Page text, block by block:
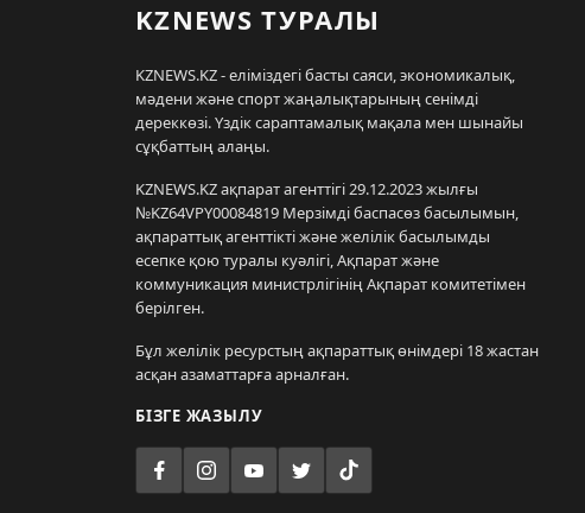
KZNEWS ТУРАЛЫ
KZNEWS.KZ - еліміздегі басты саяси, экономикалық,
мәдени және спорт жаңалықтарының сенімді
дереккөзі. Үздік сараптамалық мақала мен шынайы
сұқбаттың алаңы.
KZNEWS.KZ ақпарат агенттігі 29.12.2023 жылғы
№KZ64VPY00084819 Мерзімді баспасөз басылымын,
ақпараттық агенттікті және желілік басылымды
есепке қою туралы куәлігі, Ақпарат және
коммуникация министрлігінің Ақпарат комитетімен
берілген.
Бұл желілік ресурстың ақпараттық өнімдері 18 жастан
асқан азаматтарға арналған.
БІЗГЕ ЖАЗЫЛУ